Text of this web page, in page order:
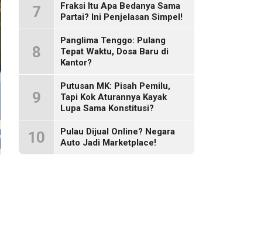
7
Fraksi Itu Apa Bedanya Sama
Partai? Ini Penjelasan Simpel!
8
Panglima Tenggo: Pulang
Tepat Waktu, Dosa Baru di
Kantor?
9
Putusan MK: Pisah Pemilu,
Tapi Kok Aturannya Kayak
Lupa Sama Konstitusi?
10
Pulau Dijual Online? Negara
Auto Jadi Marketplace!